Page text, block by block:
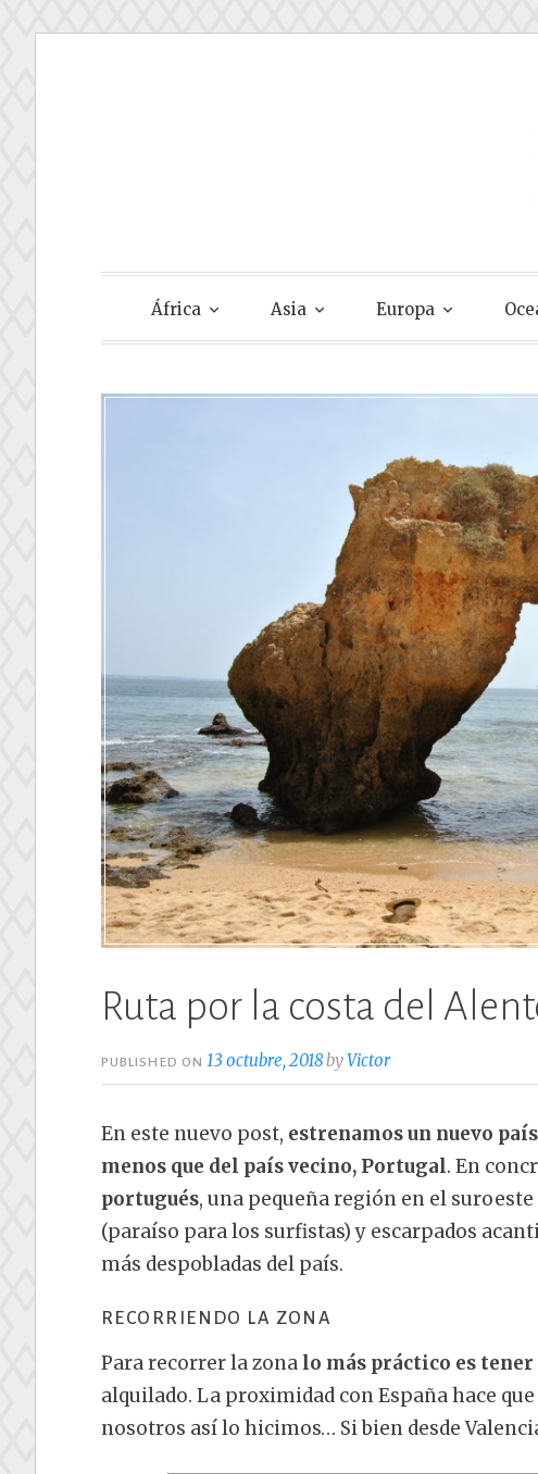
Gastando
África Asia Europa
Ruta por la costa del
PUBLISHED ON13 octubre, 2018byVictor
En este nuevo post, estrenamos un nuevo
menos que del país vecino, Portugal. En
portugués, una pequeña región en el
(paraíso para los surfistas) y escarpados
más despobladas del país.
RECORRIENDO LA ZONA
Para recorrer la zona lo más práctico es
alquilado. La proximidad con España hace
nosotros así lo hicimos… Si bien desde